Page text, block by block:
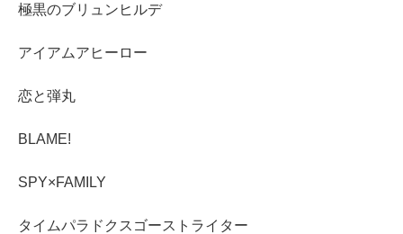
極黒のブリュンヒルデ
アイアムアヒーロー
恋と弾丸
BLAME!
SPY×FAMILY
タイムパラドクスゴーストライター